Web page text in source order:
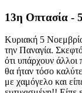
13η Οπτασία -
Κυριακή 5
την Παναγία.
ότι υπάρχουν άλλοι
θα ήταν τόσο
με χαμόγελο και